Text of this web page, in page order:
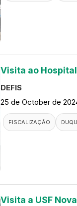
Visita ao
DEFIS
25 de October de
FISCALIZAÇÃO
Visita a USF